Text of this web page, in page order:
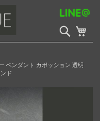
検
索
開
ペンダント カボッション 透明
ド